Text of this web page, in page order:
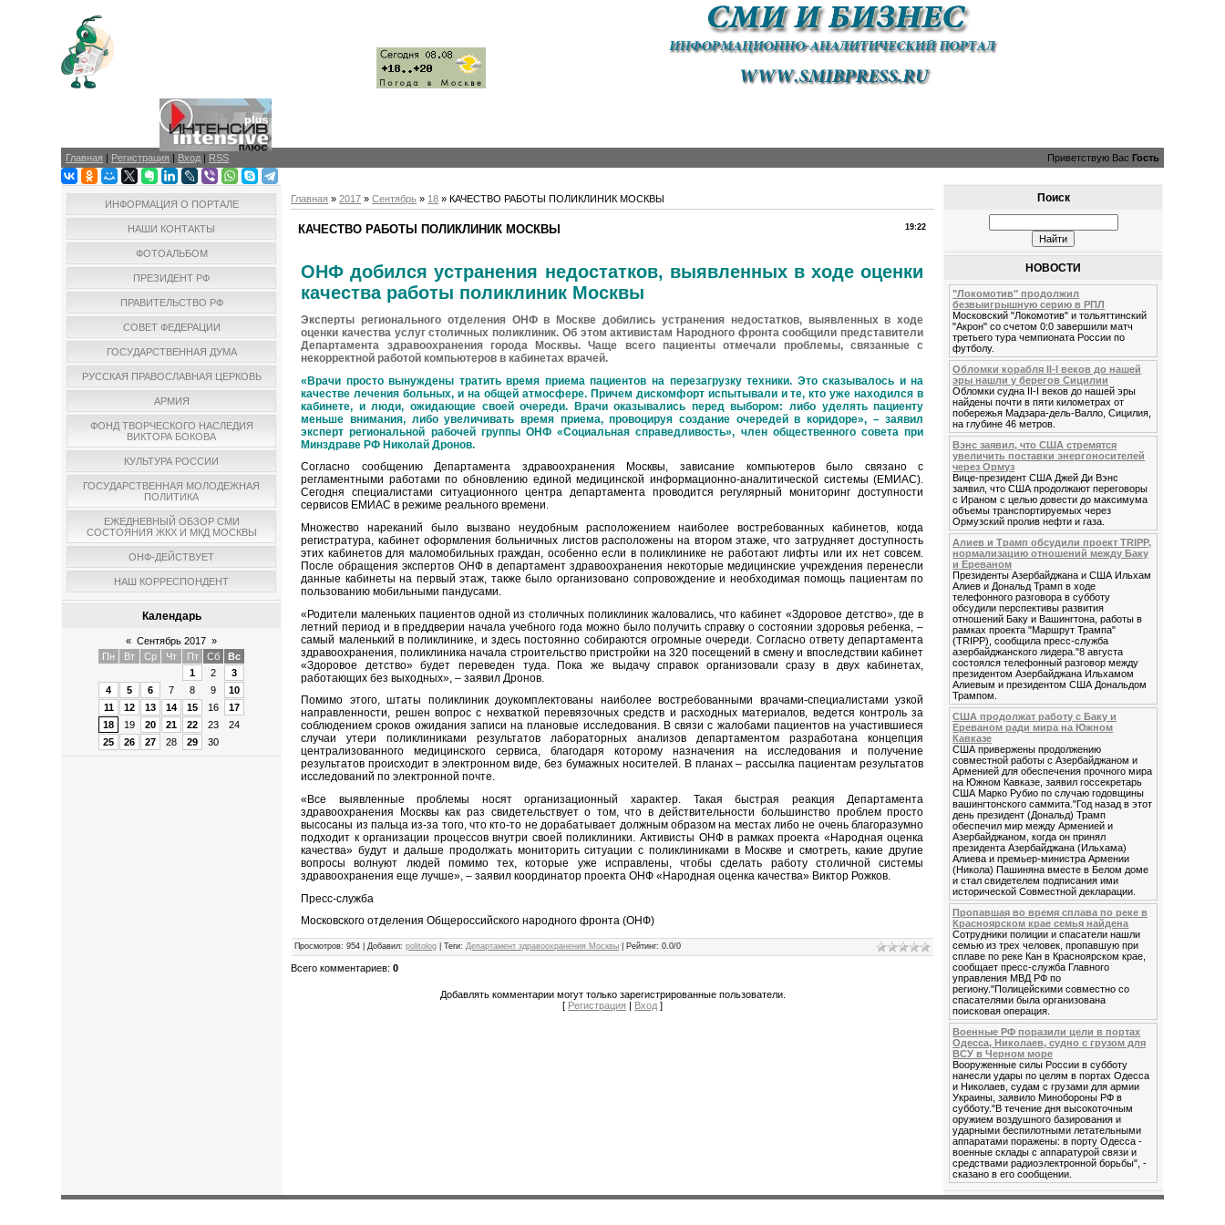
Главная | Регистрация | Вход | RSS Приветствую Вас Гость
ИНФОРМАЦИЯ О ПОРТАЛЕ
НАШИ КОНТАКТЫ
ФОТОАЛЬБОМ
ПРЕЗИДЕНТ РФ
ПРАВИТЕЛЬСТВО РФ
СОВЕТ ФЕДЕРАЦИИ
ГОСУДАРСТВЕННАЯ ДУМА
РУССКАЯ ПРАВОСЛАВНАЯ ЦЕРКОВЬ
АРМИЯ
ФОНД ТВОРЧЕСКОГО НАСЛЕДИЯ
ВИКТОРА БОКОВА
КУЛЬТУРА РОССИИ
ГОСУДАРСТВЕННАЯ МОЛОДЕЖНАЯ
ПОЛИТИКА
ЕЖЕДНЕВНЫЙ ОБЗОР СМИ
СОСТОЯНИЯ ЖКХ И МКД МОСКВЫ
ОНФ-ДЕЙСТВУЕТ
НАШ КОРРЕСПОНДЕНТ
Календарь
« Сентябрь 2017 »
Пн
Вт Ср Чт Пт Сб
Вс
1
2
3
4
5 6 7 8 9
10
11
12 13 14 15 16
17
18
19 20 21 22 23
24
25
26 27 28 29 30
Главная »2017 » Сентябрь » 18 » КАЧЕСТВО РАБОТЫ ПОЛИКЛИНИК МОСКВЫ
19:22
КАЧЕСТВО РАБОТЫ ПОЛИКЛИНИК МОСКВЫ
ОНФ добился устранения недостатков, выявленных в ходе оценки
качества работы поликлиник Москвы
Эксперты регионального отделения ОНФ в Москве добились устранения недостатков, выявленных в ходе
оценки качества услуг столичных поликлиник. Об этом активистам Народного фронта сообщили представители
Департамента здравоохранения города Москвы. Чаще всего пациенты отмечали проблемы, связанные с
некорректной работой компьютеров в кабинетах врачей.
«Врачи просто вынуждены тратить время приема пациентов на перезагрузку техники. Это сказывалось и на
качестве лечения больных, и на общей атмосфере. Причем дискомфорт испытывали и те, кто уже находился в
кабинете, и люди, ожидающие своей очереди. Врачи оказывались перед выбором: либо уделять пациенту
меньше внимания, либо увеличивать время приема, провоцируя создание очередей в коридоре», – заявил
эксперт региональной рабочей группы ОНФ «Социальная справедливость», член общественного совета при
Минздраве РФ Николай Дронов.
Согласно сообщению Департамента здравоохранения Москвы, зависание компьютеров было связано с
регламентными работами по обновлению единой медицинской информационно-аналитической системы (ЕМИАС).
Сегодня специалистами cитуационного центра департамента проводится регулярный мониторинг доступности
сервисов ЕМИАС в режиме реального времени.
Множество нареканий было вызвано неудобным расположением наиболее востребованных кабинетов, когда
регистратура, кабинет оформления больничных листов расположены на втором этаже, что затрудняет доступность
этих кабинетов для маломобильных граждан, особенно если в поликлинике не работают лифты или их нет совсем.
После обращения экспертов ОНФ в департамент здравоохранения некоторые медицинские учреждения перенесли
данные кабинеты на первый этаж, также было организовано сопровождение и необходимая помощь пациентам по
пользованию мобильными пандусами.
«Родители маленьких пациентов одной из столичных поликлиник жаловались, что кабинет «Здоровое детство», где в
летний период и в преддверии начала учебного года можно было получить справку о состоянии здоровья ребенка, –
самый маленький в поликлинике, и здесь постоянно собираются огромные очереди. Согласно ответу департамента
здравоохранения, поликлиника начала строительство пристройки на 320 посещений в смену и впоследствии кабинет
«Здоровое детство» будет переведен туда. Пока же выдачу справок организовали сразу в двух кабинетах,
работающих без выходных», – заявил Дронов.
Помимо этого, штаты поликлиник доукомплектованы наиболее востребованными врачами-специалистами узкой
направленности, решен вопрос с нехваткой перевязочных средств и расходных материалов, ведется контроль за
соблюдением сроков ожидания записи на плановые исследования. В связи с жалобами пациентов на участившиеся
случаи утери поликлиниками результатов лабораторных анализов департаментом разработана концепция
централизованного медицинского сервиса, благодаря которому назначения на исследования и получение
результатов происходит в электронном виде, без бумажных носителей. В планах – рассылка пациентам результатов
исследований по электронной почте.
«Все выявленные проблемы носят организационный характер. Такая быстрая реакция Департамента
здравоохранения Москвы как раз свидетельствует о том, что в действительности большинство проблем просто
высосаны из пальца из-за того, что кто-то не дорабатывает должным образом на местах либо не очень благоразумно
подходит к организации процессов внутри своей поликлиники. Активисты ОНФ в рамках проекта «Народная оценка
качества» будут и дальше продолжать мониторить ситуации с поликлиниками в Москве и смотреть, какие другие
вопросы волнуют людей помимо тех, которые уже исправлены, чтобы сделать работу столичной системы
здравоохранения еще лучше», – заявил координатор проекта ОНФ «Народная оценка качества» Виктор Рожков.
Пресс-служба
Московского отделения Общероссийского народного фронта (ОНФ)
Просмотров: 954 Добавил: politolog |Теги: Департамент здравоохранения Москвы Рейтинг: 0.0/0
Всего комментариев:0
Добавлять комментарии могут только зарегистрированные пользователи.
[ Регистрация | Вход ]
Поиск
НОВОСТИ
"Локомотив" продолжил
безвыигрышную серию в РПЛ
Московский "Локомотив" и тольяттинский
"Акрон" со счетом 0:0 завершили матч
третьего тура чемпионата России по
футболу.
Обломки корабля II-I веков до нашей
эры нашли у берегов Сицилии
Обломки судна II-I веков до нашей эры
найдены почти в пяти километрах от
побережья Мадзара-дель-Валло, Сицилия,
на глубине 46 метров.
Вэнс заявил, что США стремятся
увеличить поставки энергоносителей
через Ормуз
Вице-президент США Джей Ди Вэнс
заявил, что США продолжают переговоры
с Ираном с целью довести до максимума
объемы транспортируемых через
Ормузский пролив нефти и газа.
Алиев и Трамп обсудили проект TRIPP,
нормализацию отношений между Баку
и Ереваном
Президенты Азербайджана и США Ильхам
Алиев и Дональд Трамп в ходе
телефонного разговора в субботу
обсудили перспективы развития
отношений Баку и Вашингтона, работы в
рамках проекта "Маршрут Трампа"
(TRIPP), сообщила пресс-служба
азербайджанского лидера."8 августа
состоялся телефонный разговор между
президентом Азербайджана Ильхамом
Алиевым и президентом США Дональдом
Трампом.
США продолжат работу с Баку и
Ереваном ради мира на Южном
Кавказе
США привержены продолжению
совместной работы с Азербайджаном и
Арменией для обеспечения прочного мира
на Южном Кавказе, заявил госсекретарь
США Марко Рубио по случаю годовщины
вашингтонского саммита."Год назад в этот
день президент (Дональд) Трамп
обеспечил мир между Арменией и
Азербайджаном, когда он принял
президента Азербайджана (Ильхама)
Алиева и премьер-министра Армении
(Никола) Пашиняна вместе в Белом доме
и стал свидетелем подписания ими
исторической Совместной декларации.
Пропавшая во время сплава по реке в
Красноярском крае семья найдена
Сотрудники полиции и спасатели нашли
семью из трех человек, пропавшую при
сплаве по реке Кан в Красноярском крае,
сообщает пресс-служба Главного
управления МВД РФ по
региону."Полицейскими совместно со
спасателями была организована
поисковая операция.
Военные РФ поразили цели в портах
Одесса, Николаев, судно с грузом для
ВСУ в Черном море
Вооруженные силы России в субботу
нанесли удары по целям в портах Одесса
и Николаев, судам с грузами для армии
Украины, заявило Минобороны РФ в
субботу."В течение дня высокоточным
оружием воздушного базирования и
ударными беспилотными летательными
аппаратами поражены: в порту Одесса -
военные склады с аппаратурой связи и
средствами радиоэлектронной борьбы", -
сказано в его сообщении.